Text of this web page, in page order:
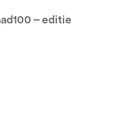
– editie